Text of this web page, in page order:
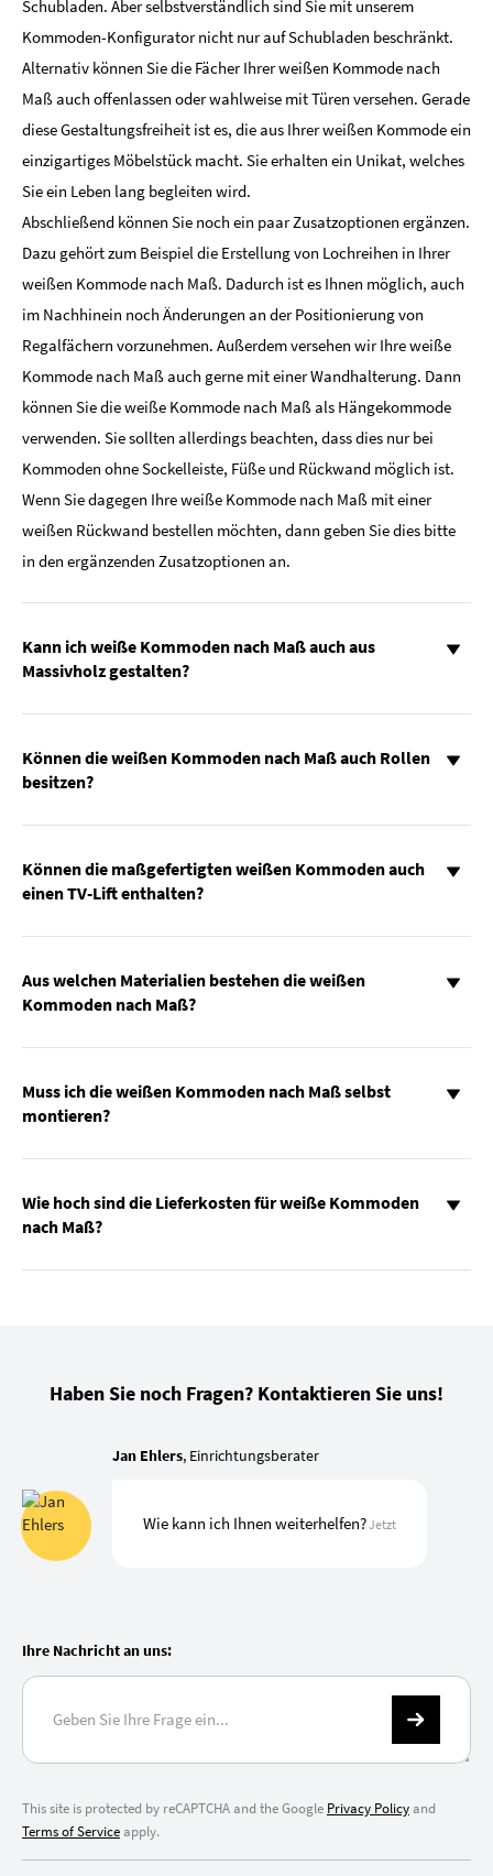
Schubladen. Aber selbstverständlich sind Sie mit unserem
Kommoden-Konfigurator nicht nur auf Schubladen beschränkt.
Alternativ können Sie die Fächer Ihrer weißen Kommode nach
Maß auch offenlassen oder wahlweise mit Türen versehen. Gerade
diese Gestaltungsfreiheit ist es, die aus Ihrer weißen Kommode ein
einzigartiges Möbelstück macht. Sie erhalten ein Unikat, welches
Sie ein Leben lang begleiten wird.
Abschließend können Sie noch ein paar Zusatzoptionen ergänzen.
Dazu gehört zum Beispiel die Erstellung von Lochreihen in Ihrer
weißen Kommode nach Maß. Dadurch ist es Ihnen möglich, auch
im Nachhinein noch Änderungen an der Positionierung von
Regalfächern vorzunehmen. Außerdem versehen wir Ihre weiße
Kommode nach Maß auch gerne mit einer Wandhalterung. Dann
können Sie die weiße Kommode nach Maß als Hängekommode
verwenden. Sie sollten allerdings beachten, dass dies nur bei
Kommoden ohne Sockelleiste, Füße und Rückwand möglich ist.
Wenn Sie dagegen Ihre weiße Kommode nach Maß mit einer
weißen Rückwand bestellen möchten, dann geben Sie dies bitte
in den ergänzenden Zusatzoptionen an.
Kann ich weiße Kommoden nach Maß auch aus
Massivholz gestalten?
Können die weißen Kommoden nach Maß auch Rollen
besitzen?
Können die maßgefertigten weißen Kommoden auch
einen TV-Lift enthalten?
Aus welchen Materialien bestehen die weißen
Kommoden nach Maß?
Muss ich die weißen Kommoden nach Maß selbst
montieren?
Wie hoch sind die Lieferkosten für weiße Kommoden
nach Maß?
Haben Sie noch Fragen? Kontaktieren Sie uns!
Jan Ehlers, Einrichtungsberater
Wie kann ich Ihnen weiterhelfen?Jetzt
Ihre Nachricht an uns:
This site is protected by reCAPTCHA and the Google Privacy Policyand
Terms of Serviceapply.